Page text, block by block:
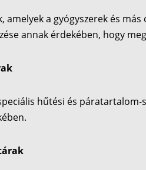
amelyek a gyógyszerek és
annak érdekében, hogy
hűtési és